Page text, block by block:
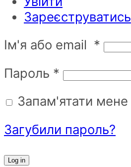
Зареєструватись
Ім'я або email *
Пароль *
Запам'ятати мене
Загубили пароль?
Log in